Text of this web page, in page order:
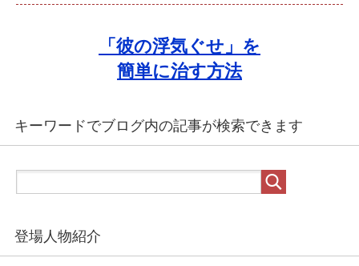
「彼の浮気ぐせ」を
簡単に治す方法
キーワードでブログ内の記事が検索できます
登場人物紹介